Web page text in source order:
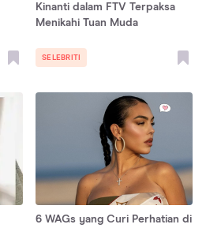
Kinanti dalam FTV Terpaksa
Menikahi Tuan Muda
SELEBRITI
6 WAGs yang Curi Perhatian di